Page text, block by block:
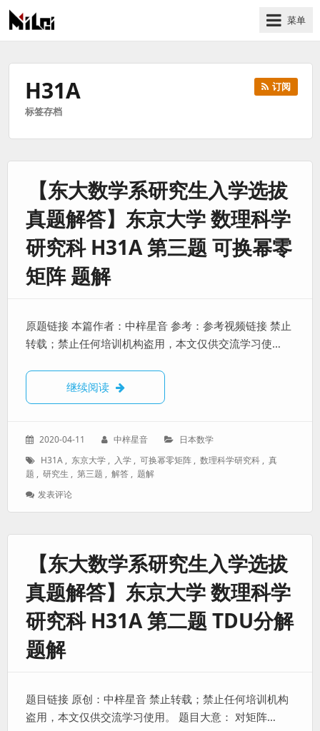
有
技
菜单
H31A
标签存档
订阅
【东大数学系研究生入学选拔
真题解答】东京大学 数理科学
研究科 H31A 第三题 可换幂零
矩阵 题解
原题链接 本篇作者：中梓星音 参考：参考视频链接 禁止
转载；禁止任何培训机构盗用，本文仅供交流学习使…
继续阅读 【东大数学系研究生入学选拔真题解答】
发
于：
2020-04-11
作
中梓星音
分
日本数学
标
签：
H31A , 东京大学 , 入学 , 可换幂零矩阵 , 数理科学研究科 , 真
题 , 研究生 , 第三题 , 解答 , 题解
发表评论: 【东
学
研
究
生
入
学
选
答】
东
京
【东大数学系研究生入学选拔
真题解答】东京大学 数理科学
研究科 H31A 第二题 TDU分解
题解
题目链接 原创：中梓星音 禁止转载；禁止任何培训机构
盗用，本文仅供交流学习使用。 题目大意： 对矩阵…